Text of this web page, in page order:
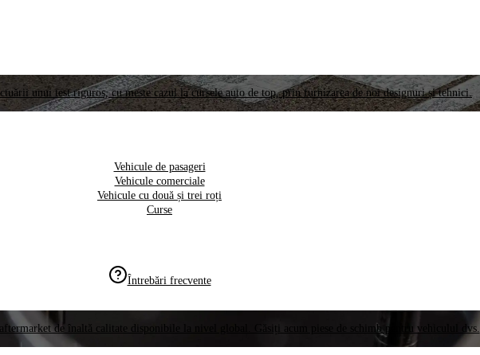
unui test riguros, cu meste cazul la cursele auto de top, prin furnizarea de noi designuri și tehnici.
Vehicule de pasageri
Vehicule comerciale
Vehicule cu două și trei roți
Curse
Întrebări frecvente
de înaltă calitate disponibile la nivel global. Găsiți acum piese de schimb pentru vehiculul dvs.